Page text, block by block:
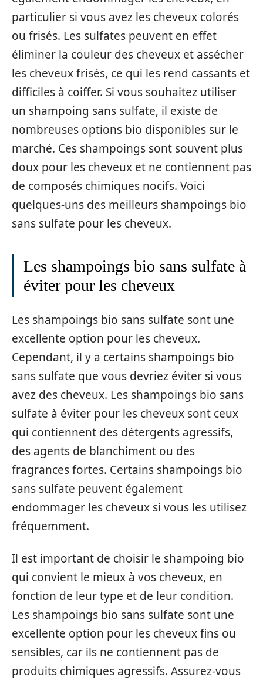
particulier si vous avez les cheveux colorés
ou frisés. Les sulfates peuvent en effet
éliminer la couleur des cheveux et assécher
les cheveux frisés, ce qui les rend cassants et
difficiles à coiffer. Si vous souhaitez utiliser
un shampoing sans sulfate, il existe de
nombreuses options bio disponibles sur le
marché. Ces shampoings sont souvent plus
doux pour les cheveux et ne contiennent pas
de composés chimiques nocifs. Voici
quelques-uns des meilleurs shampoings bio
sans sulfate pour les cheveux.
Les shampoings bio sans sulfate à
éviter pour les cheveux
Les shampoings bio sans sulfate sont une
excellente option pour les cheveux.
Cependant, il y a certains shampoings bio
sans sulfate que vous devriez éviter si vous
avez des cheveux. Les shampoings bio sans
sulfate à éviter pour les cheveux sont ceux
qui contiennent des détergents agressifs,
des agents de blanchiment ou des
fragrances fortes. Certains shampoings bio
sans sulfate peuvent également
endommager les cheveux si vous les utilisez
fréquemment.
Il est important de choisir le shampoing bio
qui convient le mieux à vos cheveux, en
fonction de leur type et de leur condition.
Les shampoings bio sans sulfate sont une
excellente option pour les cheveux fins ou
sensibles, car ils ne contiennent pas de
produits chimiques agressifs. Assurez-vous